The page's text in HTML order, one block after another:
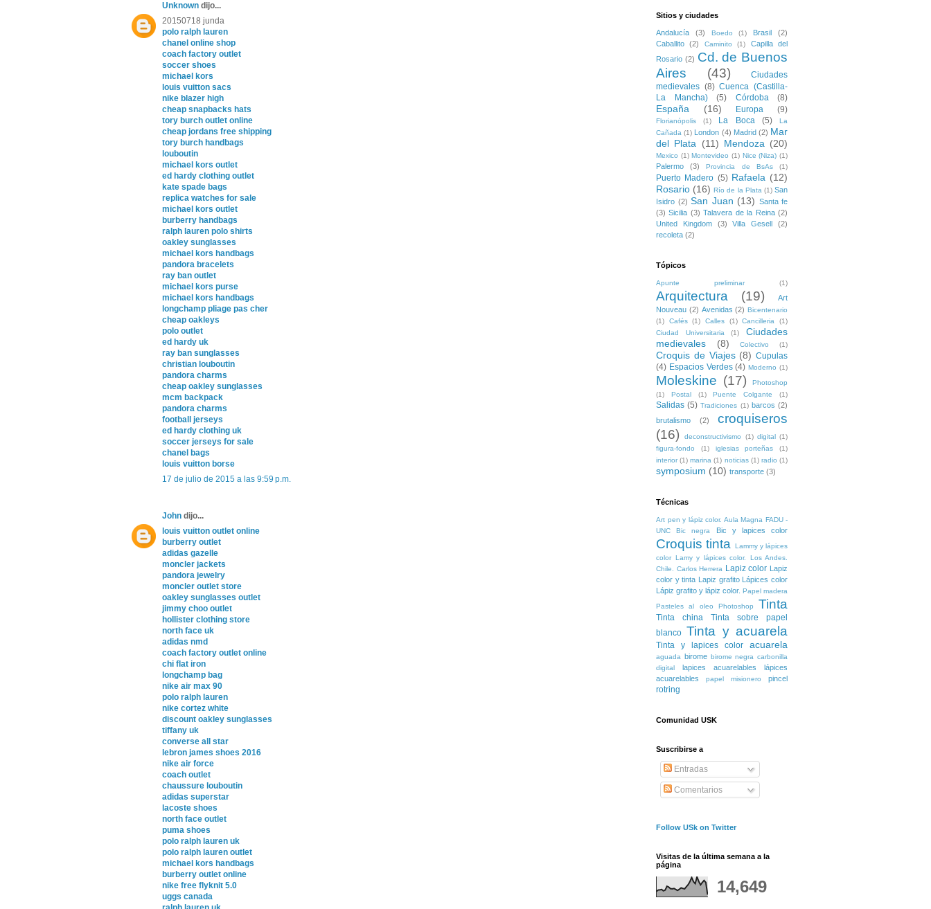
Unknown dijo...
20150718 junda
polo ralph lauren
chanel online shop
coach factory outlet
soccer shoes
michael kors
louis vuitton sacs
nike blazer high
cheap snapbacks hats
tory burch outlet online
cheap jordans free shipping
tory burch handbags
louboutin
michael kors outlet
ed hardy clothing outlet
kate spade bags
replica watches for sale
michael kors outlet
burberry handbags
ralph lauren polo shirts
oakley sunglasses
michael kors handbags
pandora bracelets
ray ban outlet
michael kors purse
michael kors handbags
longchamp pliage pas cher
cheap oakleys
polo outlet
ed hardy uk
ray ban sunglasses
christian louboutin
pandora charms
cheap oakley sunglasses
mcm backpack
pandora charms
football jerseys
ed hardy clothing uk
soccer jerseys for sale
chanel bags
louis vuitton borse
17 de julio de 2015 a las 9:59 p.m.
John dijo...
louis vuitton outlet online
burberry outlet
adidas gazelle
moncler jackets
pandora jewelry
moncler outlet store
oakley sunglasses outlet
jimmy choo outlet
hollister clothing store
north face uk
adidas nmd
coach factory outlet online
chi flat iron
longchamp bag
nike air max 90
polo ralph lauren
nike cortez white
discount oakley sunglasses
tiffany uk
converse all star
lebron james shoes 2016
nike air force
coach outlet
chaussure louboutin
adidas superstar
lacoste shoes
north face outlet
puma shoes
polo ralph lauren uk
polo ralph lauren outlet
michael kors handbags
burberry outlet online
nike free flyknit 5.0
uggs canada
Sitios y ciudades
Andalucía (3) Boedo (1) Brasil
(2)
Caballito
(2) Caminito (1)
Capilla del
Rosario (2) Cd. de Buenos
Aires
(43)
Ciudades
medievales (8) Cuenca (Castilla-
La Mancha)
(5) Córdoba (8)
España (16) Europa (9)
Florianópolis (1) La Boca (5)
La
Cañada (1) London (4) Madrid (2) Mar
del Plata (11) Mendoza (20)
Mexico (1) Montevideo (1) Nice (Niza) (1)
Palermo (3) Provincia de BsAs (1)
Puerto Madero (5) Rafaela (12)
Rosario (16) Río de la Plata (1) San
Isidro (2) San Juan (13) Santa fe
(3) Sicilia (3) Talavera de la Reina (2)
United Kingdom
(3) Villa Gesell
(2)
recoleta (2)
Tópicos
Apunte preliminar (1)
Arquitectura (19)
Art
Nouveau (2) Avenidas (2) Bicentenario
(1)
Cafés (1) Calles (1) Cancilleria
(1)
Ciudad Universitaria
(1)
Ciudades
medievales
(8) Colectivo (1)
Croquis de Viajes (8) Cupulas
(4) Espacios Verdes (4) Moderno (1)
Moleskine (17)
Photoshop
(1)
Postal (1) Puente Colgante (1)
Salidas (5) Tradiciones (1) barcos (2)
brutalismo
(2)
croquiseros
(16)
deconstructivismo (1) digital
(1)
figura-fondo
(1) iglesias porteñas
(1)
interior (1) marina (1) noticias (1) radio (1)
symposium (10) transporte (3)
Técnicas
Art pen y lápiz color. Aula Magna FADU -
UNC
Bic negra Bic y lapices color
Croquis tinta
Lammy y lápices
color
Lamy y lápices color. Los Andes.
Chile. Carlos Herrera Lapiz color
Lapiz
color y tinta
Lapiz grafito
Lápices color
Lápiz grafito y lápiz color. Papel madera
Pasteles al oleo
Photoshop Tinta
Tinta china
Tinta sobre papel
blanco Tinta y acuarela
Tinta y lapices color acuarela
aguada birome birome negra carbonilla
digital
lapices acuarelables
lápices
acuarelables
papel misionero pincel
rotring
Comunidad USK
Suscribirse a
Entradas
Comentarios
Follow USk on Twitter
Visitas de la última semana a la
página
14,649